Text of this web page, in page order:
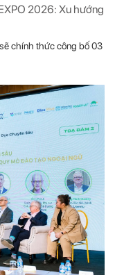
2026: Xu hướng
chính thức công bố 03